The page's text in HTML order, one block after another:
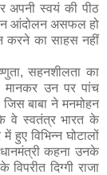
अपनी स्वयं की पीठ
आंदोलन असफल हो
करने का साहस नहीं
सहनशीलता का
मानकर उन पर पांच
बाबा ने मनमोहन
वे स्वतंत्र भारत के
विभिन्न घोटालों
कहना उनके
दिग्गी राजा